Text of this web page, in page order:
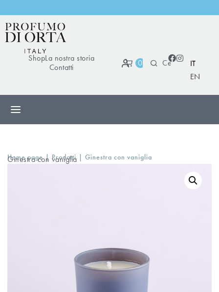
ShopLa nostra storia
Contatti
0
IT
EN
Home page | Prodotti | Ginestra con vaniglia
Ginestra con vaniglia